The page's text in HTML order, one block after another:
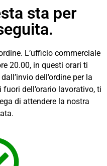
sta per
L’ufficio commerciale
20.00, in questi orari ti
dell’ordine per la
dell’orario lavorativo, ti
di attendere la nostra